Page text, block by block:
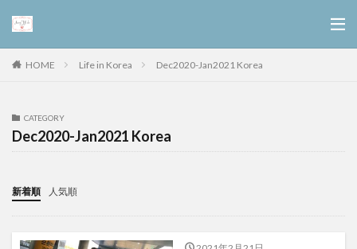
HOME Life in Korea Dec2020-Jan2021 Korea
CATEGORY
Dec2020-Jan2021 Korea
新着順 人気順